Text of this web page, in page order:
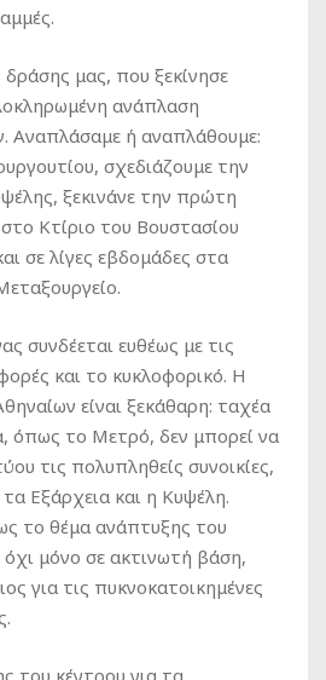
μας, που ξεκίνησε
ανάπλαση
Αναπλάσαμε ή αναπλάθουμε:
σχεδιάζουμε την
ξεκινάνε την πρώτη
στο Κτίριο του Βουστασίου
σε λίγες εβδομάδες στα
συνδέεται ευθέως με τις
και το κυκλοφορικό. Η
είναι ξεκάθαρη: ταχέα
όπως το Μετρό, δεν μπορεί να
τις πολυπληθείς συνοικίες,
Εξάρχεια και η Κυψέλη.
το θέμα ανάπτυξης του
μόνο σε ακτινωτή βάση,
για τις πυκνοκατοικημένες
του κέντρου για τα